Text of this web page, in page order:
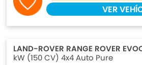
VER
LAND-ROVER RANGE ROVER
kW (150 CV) 4x4 Auto Pure